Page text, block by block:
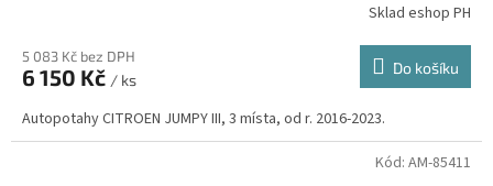
Sklad eshop PH
5 083 Kč bez DPH
6 150 Kč / ks
Do košíku
Autopotahy CITROEN JUMPY III, 3 místa, od r. 2016-2023.
Kód: AM-85411